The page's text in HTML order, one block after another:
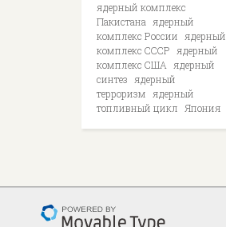
ядерный комплекс
Пакистана
ядерный
комплекс России
ядерный
комплекс СССР
ядерный
комплекс США
ядерный
синтез
ядерный
терроризм
ядерный
топливный цикл
Япония